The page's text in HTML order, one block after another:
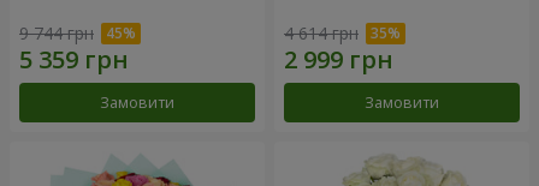
9 744 грн
Замовити
4 614 грн
Замовити